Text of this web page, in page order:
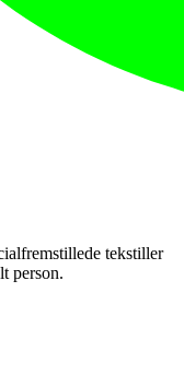
tekstiller
person.